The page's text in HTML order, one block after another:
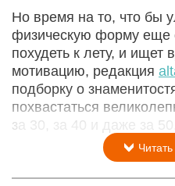
Но время на то, что бы
физическую форму еще
похудеть к лету, и ищет
мотивацию, редакция
подборку о
похвастаться
за 30, за 40 и даже за